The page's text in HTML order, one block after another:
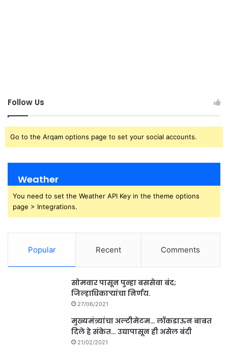
Follow Us
Go to the Arqam options page to set your social accounts.
Weather
You need to set the Weather API Key in the theme options
page > Integrations.
Popular Recent Comments
सोमवार पासून पुन्हा बससेवा बंद;
जिल्हाधिकाऱ्यांचा निर्णय.
27/06/2021
मुख्यमंत्र्यांचा अल्टीमेटम… लॉकडाऊन बाबत
दिले हे संकेत… उद्यापासून ही असेल बंदी
21/02/2021